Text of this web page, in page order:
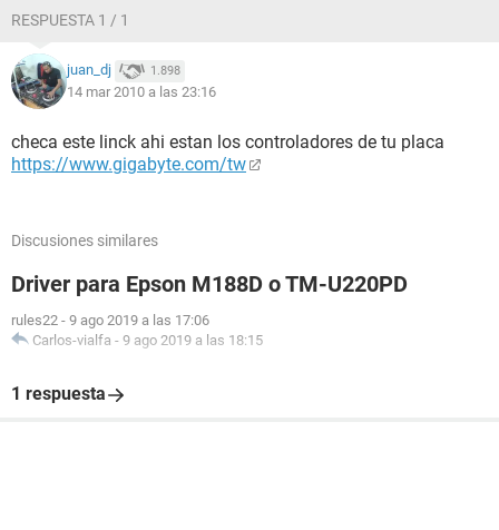
RESPUESTA 1 / 1
juan_dj 1.898
14 mar 2010 a las 23:16
checa este linck ahi estan los controladores de tu placa
https://www.gigabyte.com/tw
Discusiones similares
Driver para Epson M188D o TM-U220PD
rules22 - 9 ago 2019 a las 17:06
Carlos-vialfa - 9 ago 2019 a las 18:15
1 respuesta